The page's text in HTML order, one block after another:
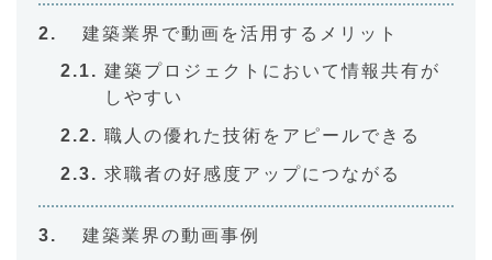
建築業界で動画を活用するメリット
建築プロジェクトにおいて情報共有が
しやすい
職人の優れた技術をアピールできる
求職者の好感度アップにつながる
建築業界の動画事例